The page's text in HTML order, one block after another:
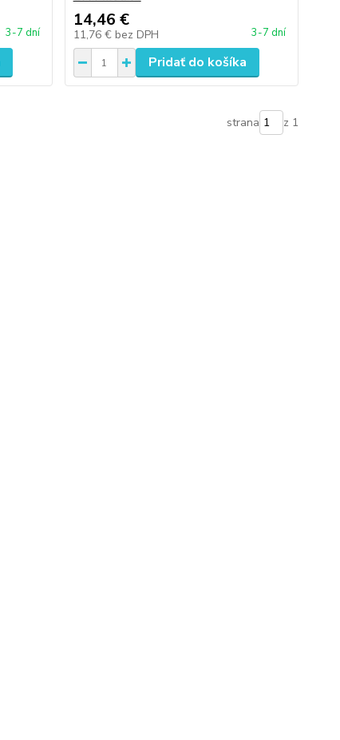
3-7 dní
14,46 €
11,76 € bez DPH 3-7 dní
Pridať do košíka
strana z 1